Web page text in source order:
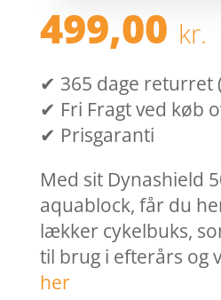
499,00 kr.
✔ 365 dage returret
✔ Fri Fragt ved køb
✔ Prisgaranti
Med sit Dynashield
aquablock, får du
lækker cykelbuks,
til brug i efterårs og
her